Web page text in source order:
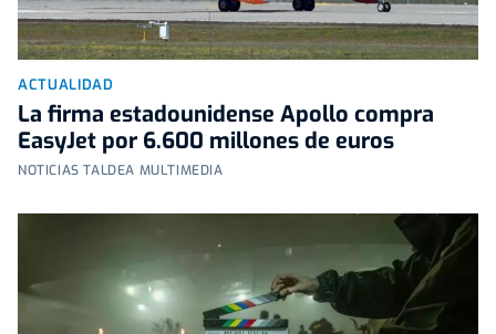
ACTUALIDAD
La firma estadounidense Apollo compra
EasyJet por 6.600 millones de euros
NOTICIAS TALDEA MULTIMEDIA